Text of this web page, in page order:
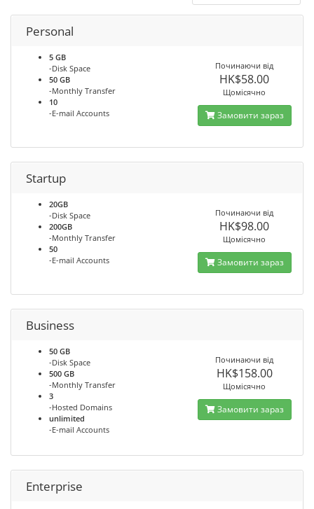
Personal
5 GB
-Disk Space
50 GB
-Monthly Transfer
10
-E-mail Accounts
Починаючи від
HK$58.00
Щомісячно
Замовити зараз
Startup
20GB
-Disk Space
200GB
-Monthly Transfer
50
-E-mail Accounts
Починаючи від
HK$98.00
Щомісячно
Замовити зараз
Business
50 GB
-Disk Space
500 GB
-Monthly Transfer
3
-Hosted Domains
unlimited
-E-mail Accounts
Починаючи від
HK$158.00
Щомісячно
Замовити зараз
Enterprise